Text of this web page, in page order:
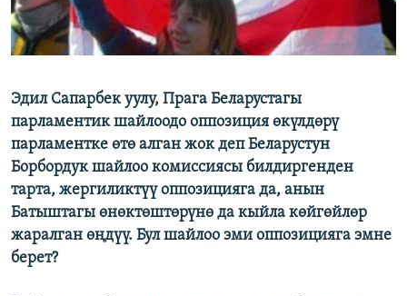
ЭЕ/АРнун бардык сайттары
Эдил Сапарбек уулу, Прага Беларустагы
парламентик шайлоодо оппозиция өкүлдөрү
парламентке өтө алган жок деп Беларустун
Борбордук шайлоо комиссиясы билдиргенден
тарта, жергиликтүү оппозицияга да, анын
Батыштагы өнөктөштөрүнө да кыйла көйгөйлөр
жаралган өңдүү. Бул шайлоо эми оппозицияга эмне
берет?